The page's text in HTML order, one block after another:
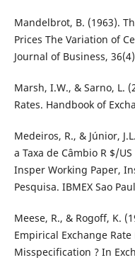
Mandelbrot, B. (1963).
Prices The Variation of
Journal of Business,
Marsh, I.W., & Sarno, L.
Rates. Handbook of
Medeiros, R., & Júnior,
a Taxa de Câmbio R $/
Insper Working Paper,
Pesquisa. IBMEX Sao
Meese, R., & Rogoff, K.
Empirical Exchange
Misspecification ? In